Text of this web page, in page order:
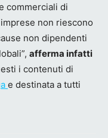
commerciali di
non riescono
non dipendenti
afferma infatti
i contenuti di
e destinata a tutti